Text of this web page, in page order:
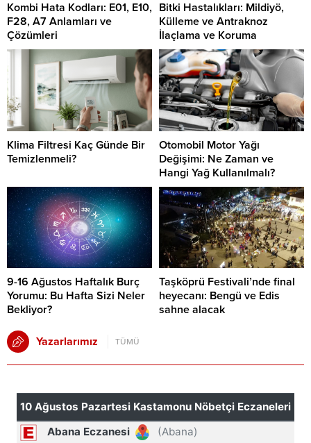
Kombi Hata Kodları: E01, E10,
F28, A7 Anlamları ve
Çözümleri
Bitki Hastalıkları: Mildiyö,
Külleme ve Antraknoz
İlaçlama ve Koruma
Klima Filtresi Kaç Günde Bir
Temizlenmeli?
Otomobil Motor Yağı
Değişimi: Ne Zaman ve
Hangi Yağ Kullanılmalı?
9-16 Ağustos Haftalık Burç
Yorumu: Bu Hafta Sizi Neler
Bekliyor?
Taşköprü Festivali’nde final
heyecanı: Bengü ve Edis
sahne alacak
Yazarlarımız TÜMÜ